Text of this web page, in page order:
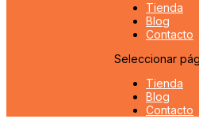
Tienda
Blog
Contacto
Seleccionar
Tienda
Blog
Contacto